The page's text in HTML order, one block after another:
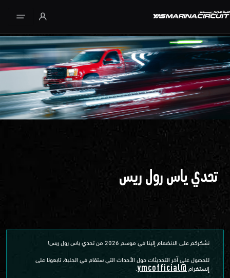
تخطي إلى المحتوى الرئيسي
تحدي ياس رول ريس
نشكركم على الانضمام إلينا في موسم 2026 من تحدي ياس رول ريس!
للحصول على آخر التحديثات حول الأحداث التي ستقام في الحلبة، تابعونا على
إنستغرام @ymcofficial